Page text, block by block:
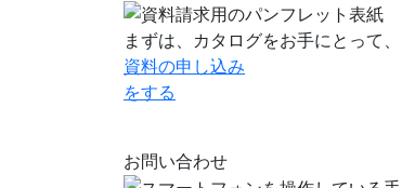
まずは、カタログをお手にとって
資料の申し込み
をする
お問い合わせ